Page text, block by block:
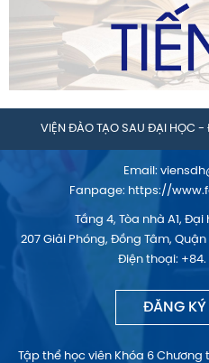
VIỆN ĐÀO TẠO SAU ĐẠI HỌC -
Email:
Fanpage: https://
Tầng 4, Tòa nhà A1,
207 Giải Phóng, Đồng Tâm,
Điện thoại: +84.
ĐĂNG KÝ
Tập thể học viên Khóa 6